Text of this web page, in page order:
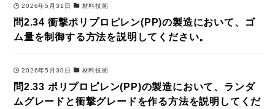
2026年5月31日 材料技術
問2.34 衝撃ポリプロピレン(PP)の製造において、ゴ
ム量を制御する方法を説明してください。
2026年5月30日 材料技術
問2.33 ポリプロピレン(PP)の製造において、ランダ
ムグレードと衝撃グレードを作る方法を説明してくだ